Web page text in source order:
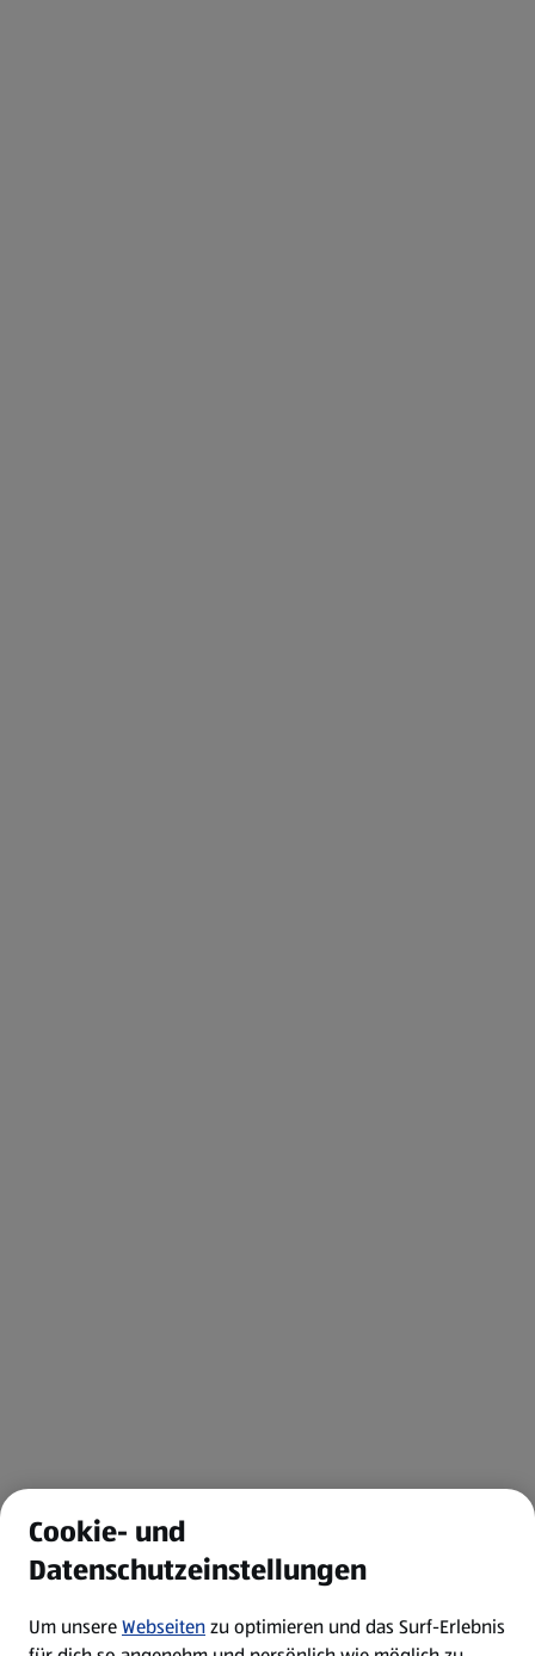
Cookie- und
Datenschutzeinstellungen
Um unsereWebseitenzu optimieren und das Surf-Erlebnis